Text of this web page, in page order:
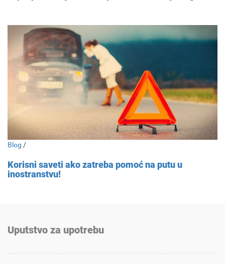
Blog /
Korisni saveti ako zatreba pomoć na putu u
inostranstvu!
Uputstvo za upotrebu